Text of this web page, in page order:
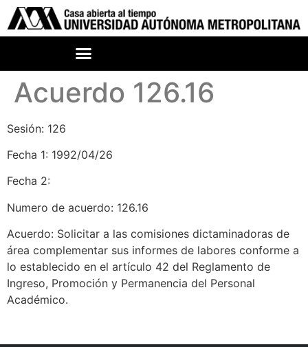
Acuerdo 126.16
Sesión: 126
Fecha 1: 1992/04/26
Fecha 2:
Numero de acuerdo: 126.16
Acuerdo: Solicitar a las comisiones dictaminadoras de
área complementar sus informes de labores conforme a
lo establecido en el artículo 42 del Reglamento de
Ingreso, Promoción y Permanencia del Personal
Académico.